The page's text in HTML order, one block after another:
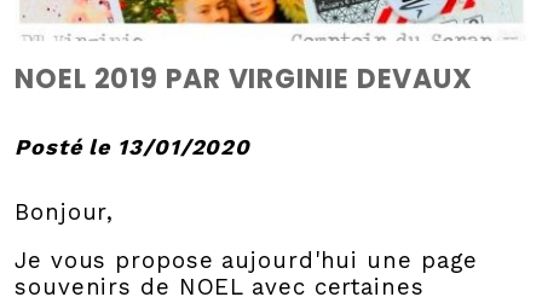
NOEL 2019 PAR VIRGINIE DEVAUX
Posté le 13/01/2020
Bonjour,
Je vous propose aujourd'hui une page
souvenirs de NOEL avec certaines